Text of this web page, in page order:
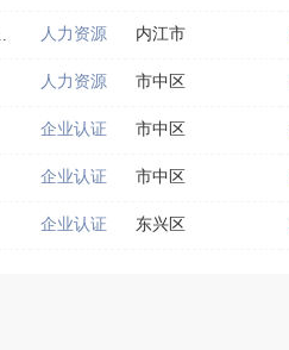
人力资源 内江市
人力资源 市中区
企业认证 市中区
企业认证 市中区
企业认证 东兴区